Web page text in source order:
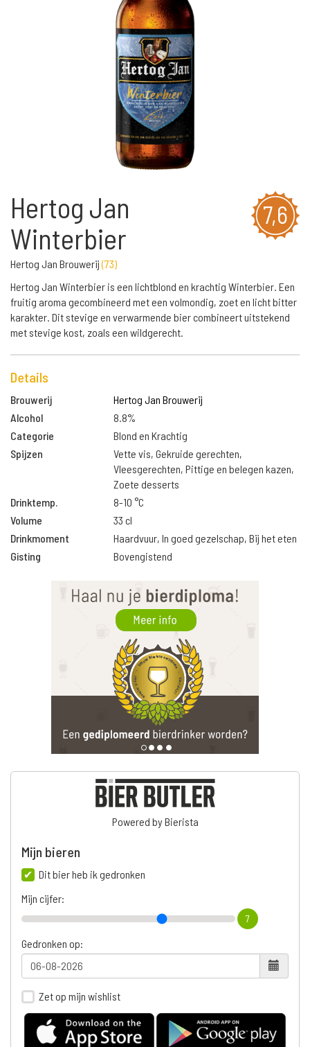
7,6
Hertog Jan
Winterbier
Hertog Jan Brouwerij(73)
Hertog Jan Winterbier is een lichtblond en krachtig Winterbier. Een
fruitig aroma gecombineerd met een volmondig, zoet en licht bitter
karakter. Dit stevige en verwarmende bier combineert uitstekend
met stevige kost, zoals een wildgerecht.
Details
Brouwerij
Hertog Jan Brouwerij
Alcohol
8.8%
Categorie
Blond en Krachtig
Spijzen
Vette vis, Gekruide gerechten,
Vleesgerechten, Pittige en belegen kazen,
Zoete desserts
Drinktemp.
8-10 °C
Volume
33 cl
Drinkmoment
Haardvuur, In goed gezelschap, Bij het eten
Gisting
Bovengistend
Powered by Bierista
Mijn bieren
Dit bier heb ik gedronken
Mijn cijfer:
7
Gedronken op:
Zet op mijn wishlist